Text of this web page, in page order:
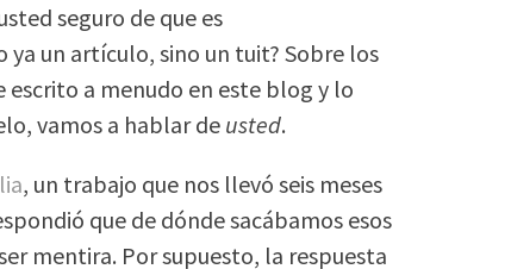
seguro de que es
un artículo, sino un tuit? Sobre los
escrito a menudo en este blog y lo
vamos a hablar deusted.
, un trabajo que nos llevó seis meses
que de dónde sacábamos esos
mentira. Por supuesto, la respuesta